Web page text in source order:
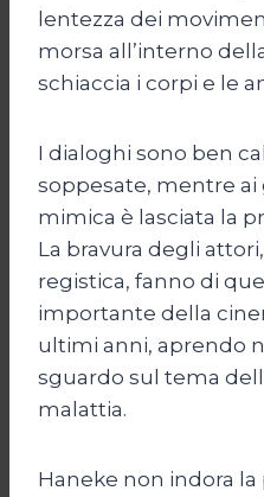
lentezza dei
morsa all’interno
schiaccia i corpi e le
I dialoghi sono ben
soppesate, mentre ai
mimica è lasciata la
La bravura degli
registica, fanno di
importante della
ultimi anni, aprendo
sguardo sul tema
malattia.
Haneke non indora